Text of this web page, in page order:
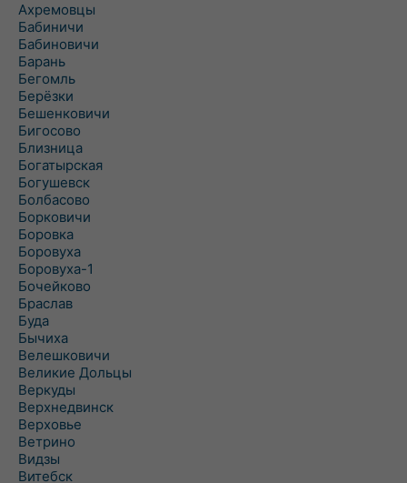
Ахремовцы
Бабиничи
Бабиновичи
Барань
Бегомль
Берёзки
Бешенковичи
Бигосово
Близница
Богатырская
Богушевск
Болбасово
Борковичи
Боровка
Боровуха
Боровуха-1
Бочейково
Браслав
Буда
Бычиха
Велешковичи
Великие Дольцы
Веркуды
Верхнедвинск
Верховье
Ветрино
Видзы
Витебск